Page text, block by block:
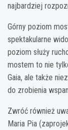
najbardziej
Górny poziom
spektakularne
poziom służy
mostem to nie
Gaia, ale także
do zrobienia
Zwróć również
Maria Pia